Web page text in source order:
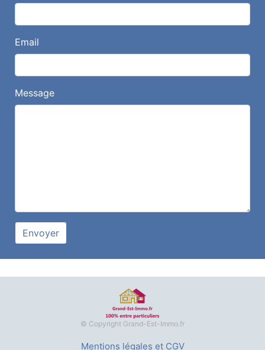
Email
Message
Envoyer
© Copyright Grand-Est-Immo.fr
Mentions légales et CGV